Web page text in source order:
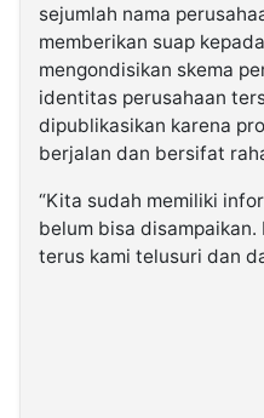
sejumlah nama
memberikan suap
mengondisikan skema
identitas perusahaan
dipublikasikan karena
berjalan dan bersifat
“Kita sudah memiliki
belum bisa
terus kami telusuri dan